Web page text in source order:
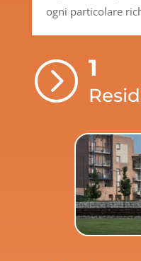
ogni particolare
= 1